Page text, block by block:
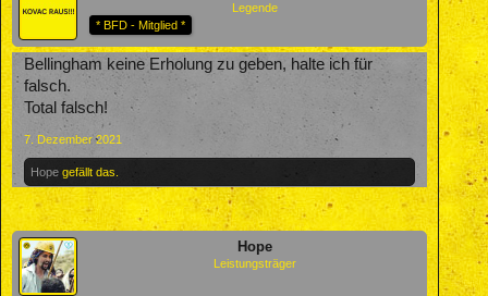
Legende
* BFD - Mitglied *
Bellingham keine Erholung zu geben, halte ich für
falsch.
Total falsch!
7. Dezember 2021
Hope gefällt das.
Hope
Leistungsträger